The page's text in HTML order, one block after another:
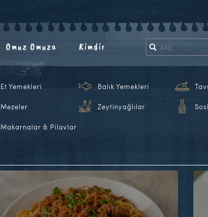
Omuz Omuza Kimdir
Et Yemekleri Balık Yemekleri
Mezeler Zeytinyağlılar
Makarnalar & Pilavlar